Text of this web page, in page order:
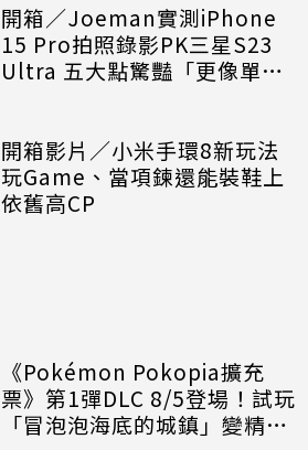
開箱／Joeman實測iPhone
15 Pro拍照錄影PK三星S23
Ultra 五大點驚豔「更像單
開箱影片／小米手環8新玩法
玩Game、當項鍊還能裝鞋上
依舊高CP
《Pokémon Pokopia擴充
票》第1彈DLC 8/5登場！試玩
「冒泡泡海底的城鎮」變精神